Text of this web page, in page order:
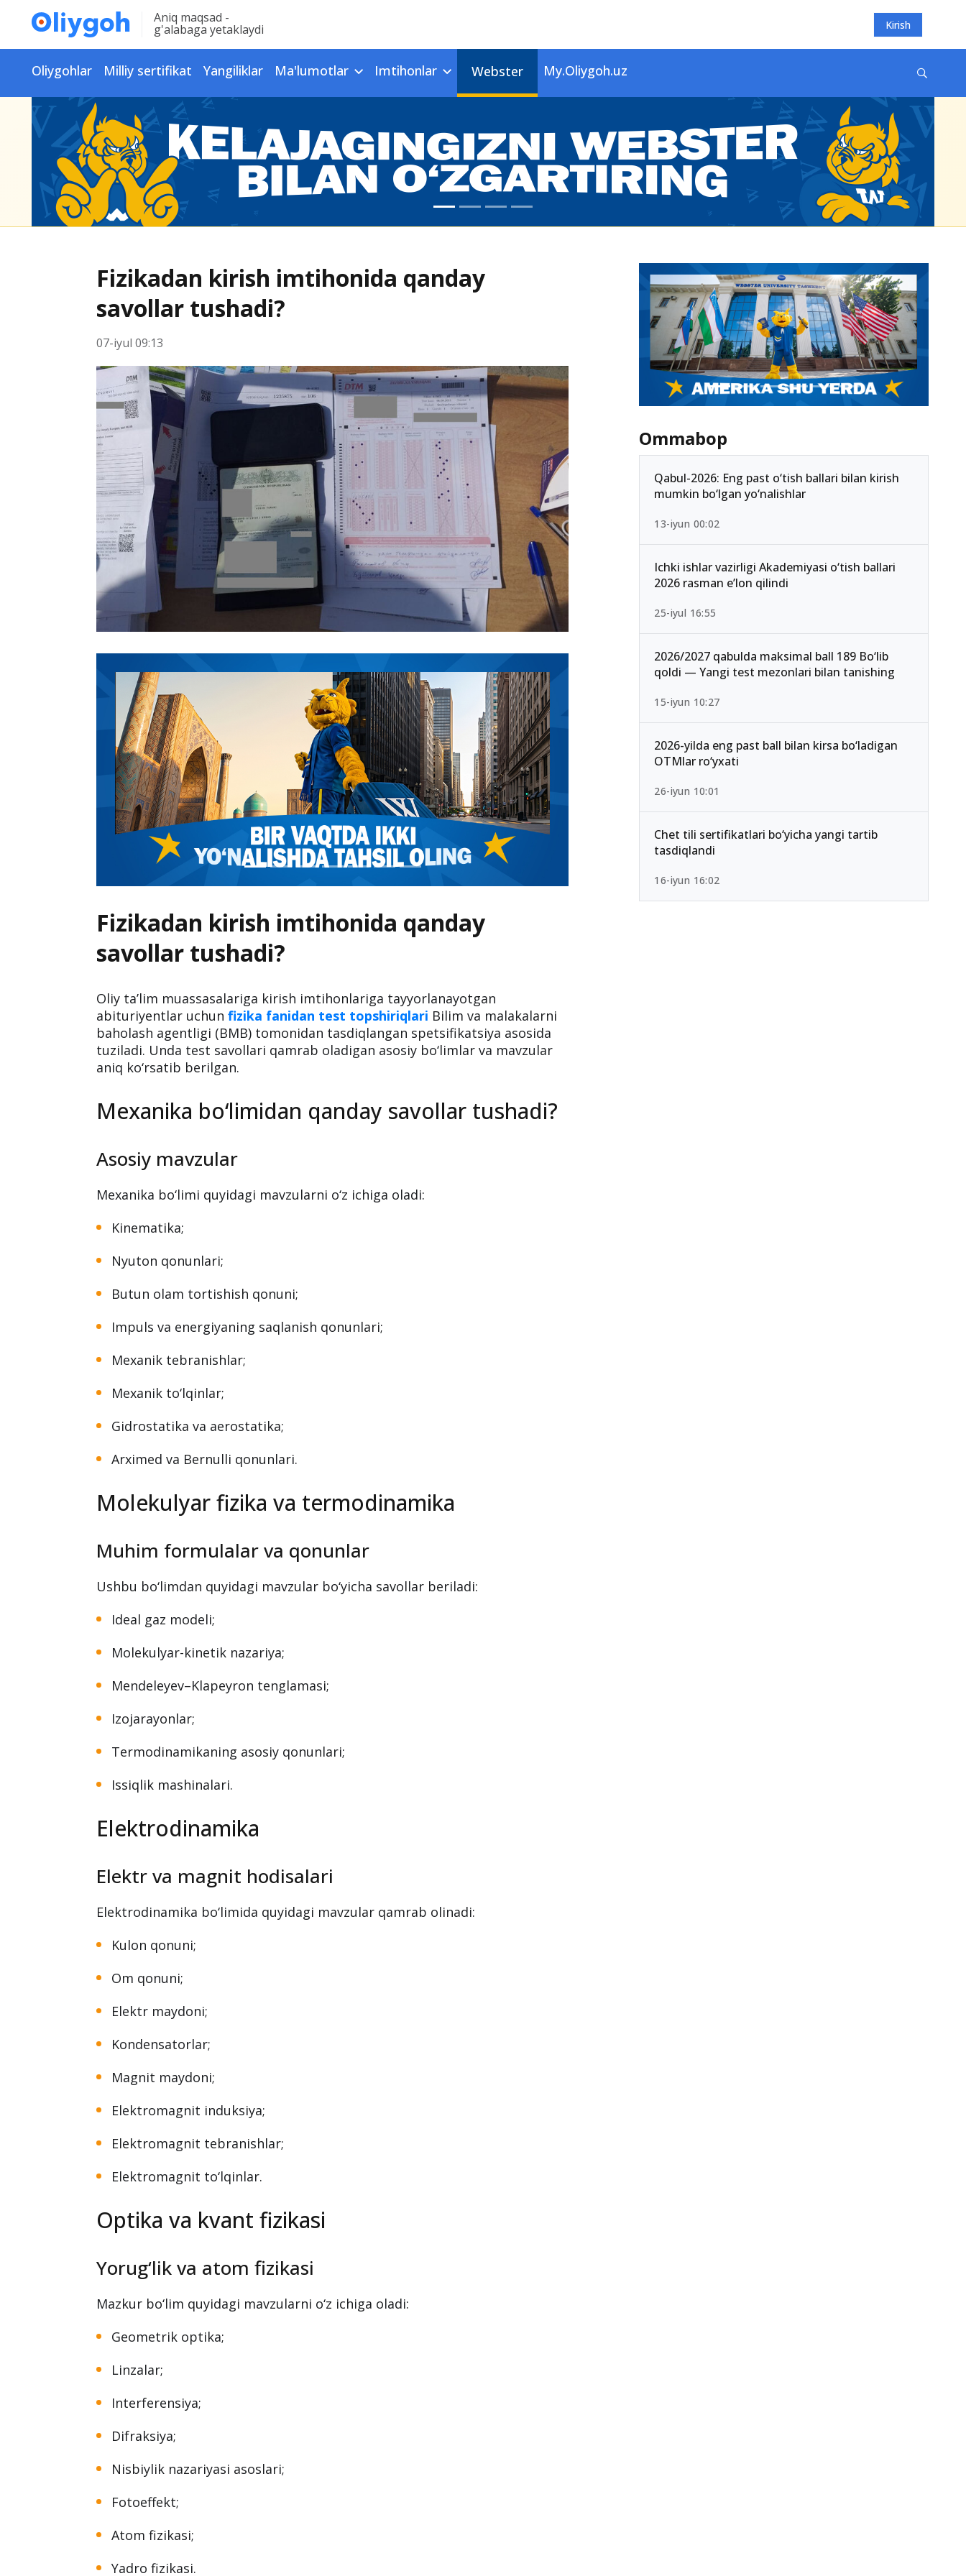
Aniq maqsad -
g'alabaga yetaklaydi Kirish
Oliygohlar Milliy sertifikat Yangiliklar Ma'lumotlar Imtihonlar Webster My.Oliygoh.uz
Fizikadan kirish imtihonida qanday
savollar tushadi?
07-iyul 09:13
Fizikadan kirish imtihonida qanday
savollar tushadi?
Oliy ta’lim muassasalariga kirish imtihonlariga tayyorlanayotgan
abituriyentlar uchunfizika fanidan test topshiriqlari Bilim va malakalarni
baholash agentligi (BMB) tomonidan tasdiqlangan spetsifikatsiya asosida
tuziladi. Unda test savollari qamrab oladigan asosiy bo‘limlar va mavzular
aniq ko‘rsatib berilgan.
Mexanika bo‘limidan qanday savollar tushadi?
Asosiy mavzular
Mexanika bo‘limi quyidagi mavzularni o‘z ichiga oladi:
Kinematika;
Nyuton qonunlari;
Butun olam tortishish qonuni;
Impuls va energiyaning saqlanish qonunlari;
Mexanik tebranishlar;
Mexanik to‘lqinlar;
Gidrostatika va aerostatika;
Arximed va Bernulli qonunlari.
Molekulyar fizika va termodinamika
Muhim formulalar va qonunlar
Ushbu bo‘limdan quyidagi mavzular bo‘yicha savollar beriladi:
Ideal gaz modeli;
Molekulyar-kinetik nazariya;
Mendeleyev–Klapeyron tenglamasi;
Izojarayonlar;
Termodinamikaning asosiy qonunlari;
Issiqlik mashinalari.
Elektrodinamika
Elektr va magnit hodisalari
Elektrodinamika bo‘limida quyidagi mavzular qamrab olinadi:
Kulon qonuni;
Om qonuni;
Elektr maydoni;
Kondensatorlar;
Magnit maydoni;
Elektromagnit induksiya;
Elektromagnit tebranishlar;
Elektromagnit to‘lqinlar.
Optika va kvant fizikasi
Yorug‘lik va atom fizikasi
Mazkur bo‘lim quyidagi mavzularni o‘z ichiga oladi:
Geometrik optika;
Linzalar;
Interferensiya;
Difraksiya;
Nisbiylik nazariyasi asoslari;
Fotoeffekt;
Atom fizikasi;
Yadro fizikasi.
Ommabop
Qabul-2026: Eng past o‘tish ballari bilan kirish
mumkin bo‘lgan yo‘nalishlar
13-iyun 00:02
Ichki ishlar vazirligi Akademiyasi o‘tish ballari
2026 rasman e’lon qilindi
25-iyul 16:55
2026/2027 qabulda maksimal ball 189 Bo‘lib
qoldi — Yangi test mezonlari bilan tanishing
15-iyun 10:27
2026-yilda eng past ball bilan kirsa bo‘ladigan
OTMlar ro‘yxati
26-iyun 10:01
Chet tili sertifikatlari bo‘yicha yangi tartib
tasdiqlandi
16-iyun 16:02